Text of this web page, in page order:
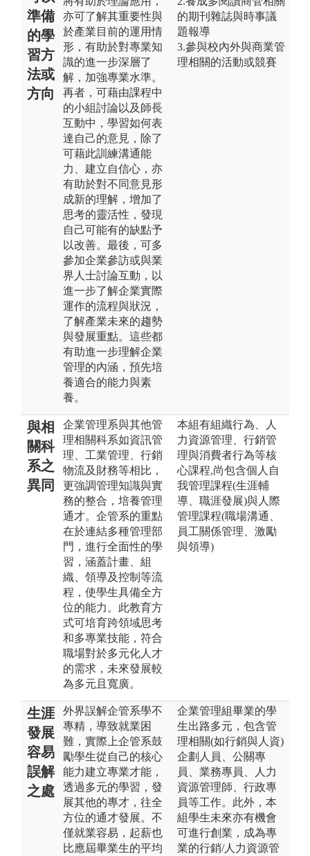
準備
的學
習方
法或
方向
亦可了解其重要性與
於產業目前的運用情
形，有助於對專業知
識的進一步深層了
解，加強專業水準。
再者，可藉由課程中
的小組討論以及師長
互動中，學習如何表
達自己的意見，除了
可藉此訓練溝通能
力、建立自信心，亦
有助於對不同意見形
成新的理解，增加了
思考的靈活性，發現
自己可能有的缺點予
以改善。最後，可多
參加企業參訪或與業
界人士討論互動，以
進一步了解企業實際
運作的流程與狀況，
了解產業未來的趨勢
與發展重點。這些都
有助進一步理解企業
管理的內涵，預先培
養適合的能力與素
養。
的期刊雜誌與時事議
題報導
3.參與校內外與商業管
理相關的活動或競賽
與相
關科
系之
異同
企業管理系與其他管
理相關科系如資訊管
理、工業管理、行銷
物流及財務等相比，
更強調管理知識與實
務的整合，培養管理
通才。企管系的重點
在於連結多種管理部
門，進行全面性的學
習，涵蓋計畫、組
織、領導及控制等流
程，使學生具備全方
位的能力。此教育方
式可培育跨領域思考
和多專業技能，符合
職場對於多元化人才
的需求，未來發展較
為多元且寬廣。
本組有組織行為、人
力資源管理、行銷管
理與消費者行為等核
心課程,尚包含個人自
我管理課程(生涯輔
導、職涯發展)與人際
管理課程(職場溝通、
員工關係管理、激勵
與領導)
生涯
發展
容易
誤解
之處
外界誤解企管系學不
專精，導致就業困
難，實際上企管系鼓
勵學生從自己的核心
能力建立專業才能，
透過多元的學習，發
展其他的專才，往全
方位的通才發展。不
僅就業容易，起薪也
比應屆畢業生的平均
企業管理組畢業的學
生出路多元，包含管
理相關(如行銷與人資)
企劃人員、公關專
員、業務專員、人力
資源管理師、行政專
員等工作。此外，本
組學生未來亦有機會
可進行創業，成為專
業的行銷/人力資源管